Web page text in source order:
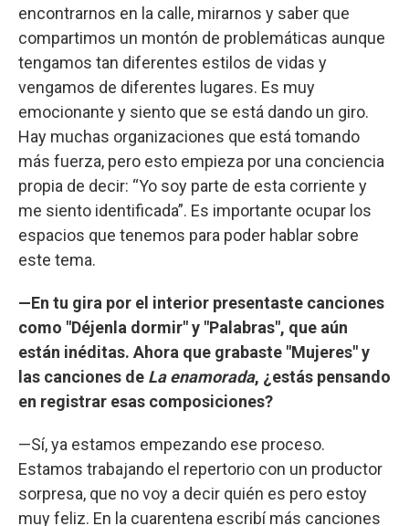
encontrarnos en la calle, mirarnos y saber que
compartimos un montón de problemáticas aunque
tengamos tan diferentes estilos de vidas y
vengamos de diferentes lugares. Es muy
emocionante y siento que se está dando un giro.
Hay muchas organizaciones que está tomando
más fuerza, pero esto empieza por una conciencia
propia de decir: “Yo soy parte de esta corriente y
me siento identificada”. Es importante ocupar los
espacios que tenemos para poder hablar sobre
este tema.
—En tu gira por el interior presentaste canciones
como "Déjenla dormir" y "Palabras", que aún
están inéditas. Ahora que grabaste "Mujeres" y
las canciones de La enamorada, ¿estás pensando
en registrar esas composiciones?
—Sí, ya estamos empezando ese proceso.
Estamos trabajando el repertorio con un productor
sorpresa, que no voy a decir quién es pero estoy
muy feliz. En la cuarentena escribí más canciones